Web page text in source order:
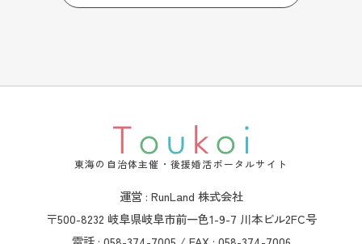
東海の自治体主催・後援婚活ポータルサイト
運営 : RunLand 株式会社
〒500-8232 岐阜県岐阜市前一色1-9-7 川本ビル2FC号